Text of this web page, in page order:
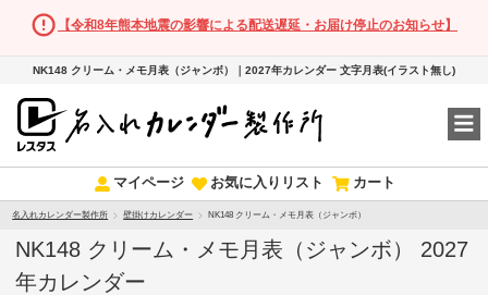
【令和8年熊本地震の影響による配送遅延・お届け停止のお知らせ】
NK148 クリーム・メモ月表（ジャンボ）｜2027年カレンダー 文字月表(イラスト無し)
マイページ お気に入りリスト カート
名入れカレンダー製作所 壁掛けカレンダー NK148 クリーム・メモ月表（ジャンボ）
NK148 クリーム・メモ月表（ジャンボ） 2027
年カレンダー